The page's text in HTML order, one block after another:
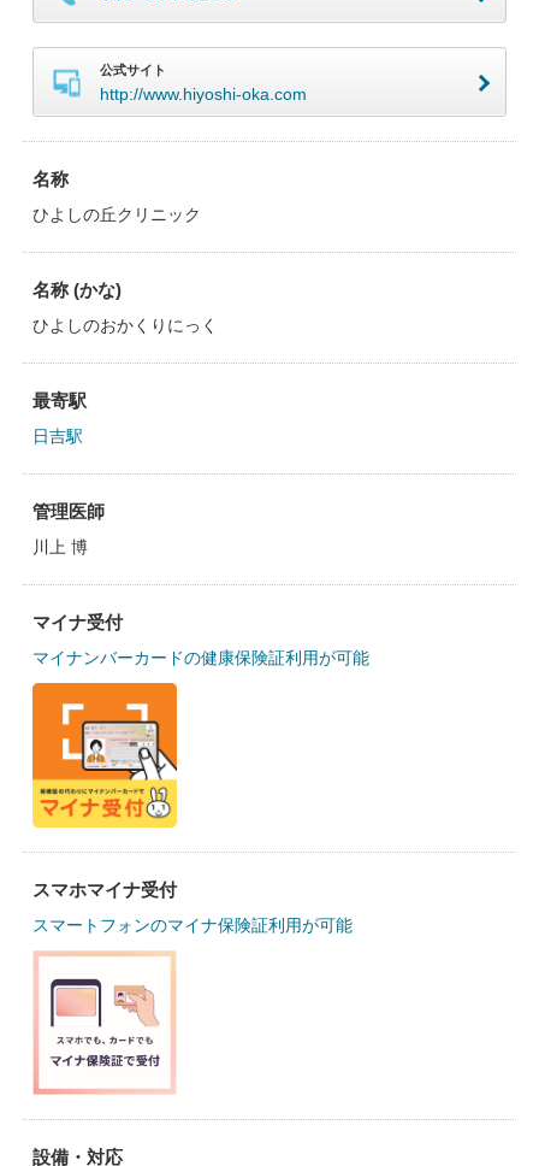
公式サイト
http://www.hiyoshi-oka.com
名称
ひよしの丘クリニック
名称 (かな)
ひよしのおかくりにっく
最寄駅
日吉駅
管理医師
川上 博
マイナ受付
マイナンバーカードの健康保険証利用が可能
スマホマイナ受付
スマートフォンのマイナ保険証利用が可能
設備・対応